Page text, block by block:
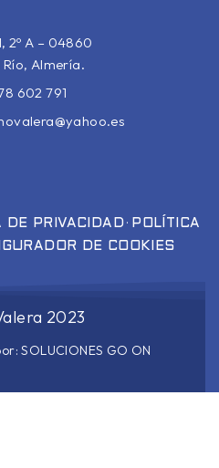
2º A – 04860
Río, Almería.
602 791
DE PRIVACIDAD · POLÍTICA
DE COOKIES
2023
SOLUCIONES GO ON